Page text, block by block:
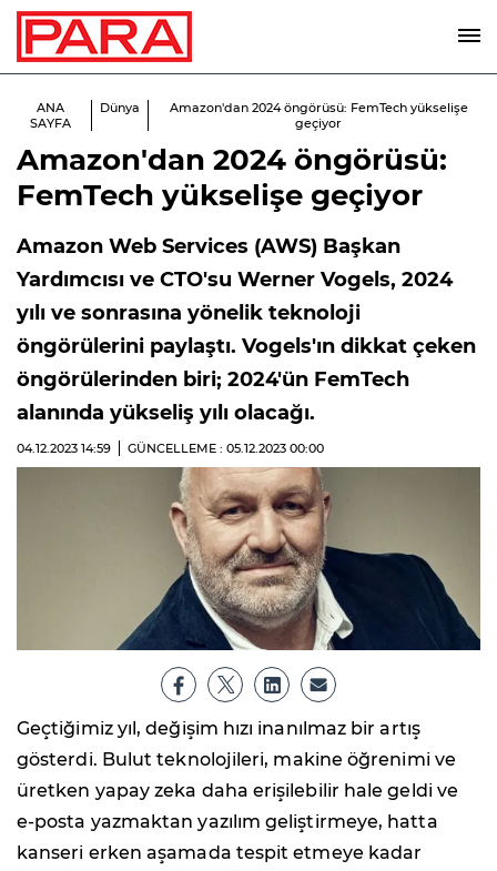
ANA
SAYFA
Dünya
Amazon'dan 2024 öngörüsü: FemTech yükselişe
geçiyor
Amazon'dan 2024 öngörüsü:
FemTech yükselişe geçiyor
Amazon Web Services (AWS) Başkan
Yardımcısı ve CTO'su Werner Vogels, 2024
yılı ve sonrasına yönelik teknoloji
öngörülerini paylaştı. Vogels'ın dikkat çeken
öngörülerinden biri; 2024'ün FemTech
alanında yükseliş yılı olacağı.
04.12.2023 14:59 GÜNCELLEME : 05.12.2023 00:00
Geçtiğimiz yıl, değişim hızı inanılmaz bir artış
gösterdi. Bulut teknolojileri, makine öğrenimi ve
üretken yapay zeka daha erişilebilir hale geldi ve
e-posta yazmaktan yazılım geliştirmeye, hatta
kanseri erken aşamada tespit etmeye kadar